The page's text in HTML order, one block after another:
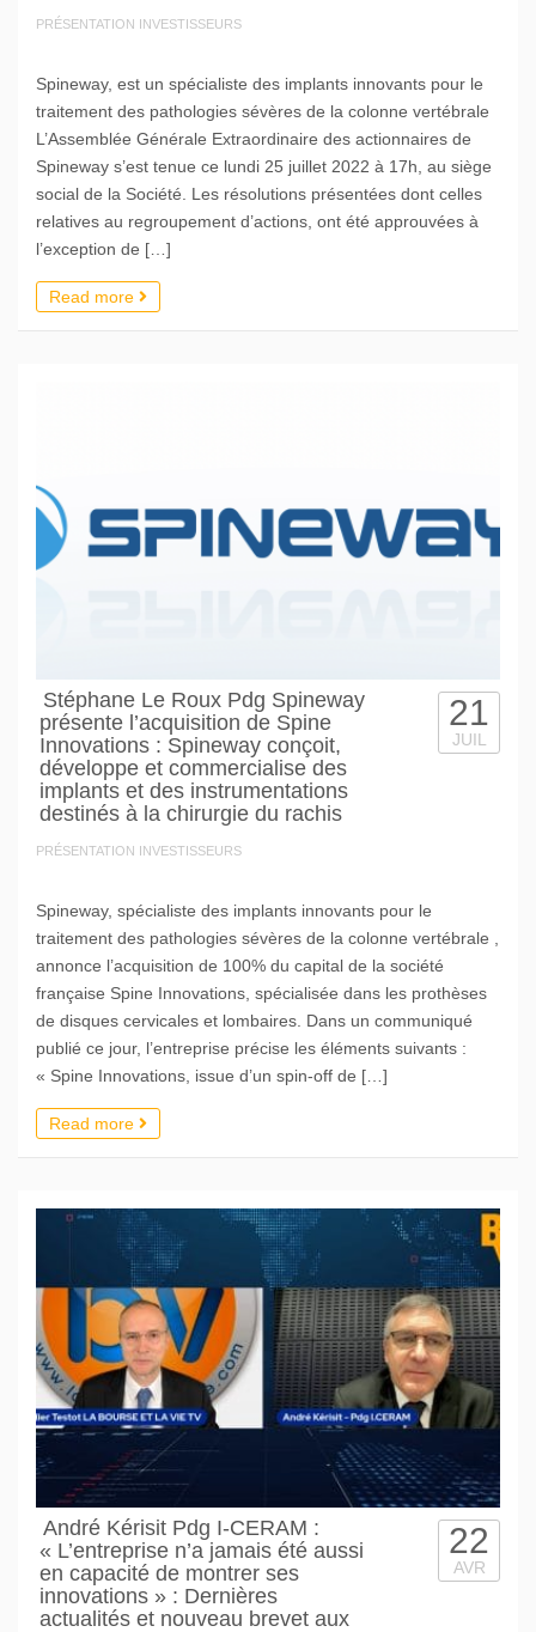
PRÉSENTATION INVESTISSEURS
Spineway, est un spécialiste des implants innovants pour le
traitement des pathologies sévères de la colonne vertébrale
L’Assemblée Générale Extraordinaire des actionnaires de
Spineway s’est tenue ce lundi 25 juillet 2022 à 17h, au siège
social de la Société. Les résolutions présentées dont celles
relatives au regroupement d’actions, ont été approuvées à
l’exception de […]
Read more
Stéphane Le Roux Pdg Spineway
présente l’acquisition de Spine
Innovations : Spineway conçoit,
développe et commercialise des
implants et des instrumentations
destinés à la chirurgie du rachis
PRÉSENTATION INVESTISSEURS
21
JUIL
Spineway, spécialiste des implants innovants pour le
traitement des pathologies sévères de la colonne vertébrale ,
annonce l’acquisition de 100% du capital de la société
française Spine Innovations, spécialisée dans les prothèses
de disques cervicales et lombaires. Dans un communiqué
publié ce jour, l’entreprise précise les éléments suivants :
« Spine Innovations, issue d’un spin-off de […]
Read more
André Kérisit Pdg I-CERAM :
« L’entreprise n’a jamais été aussi
en capacité de montrer ses
innovations » : Dernières
actualités et nouveau brevet aux
22
AVR